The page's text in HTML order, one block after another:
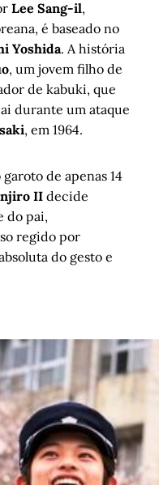
Lee Sang-il,
é baseado no
Yoshida. A história
, um jovem filho de
de kabuki, que
durante um ataque
, em 1964.
de apenas 14
IIdecide
do pai,
regido por
do gesto e